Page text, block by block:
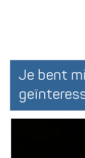
Je bent